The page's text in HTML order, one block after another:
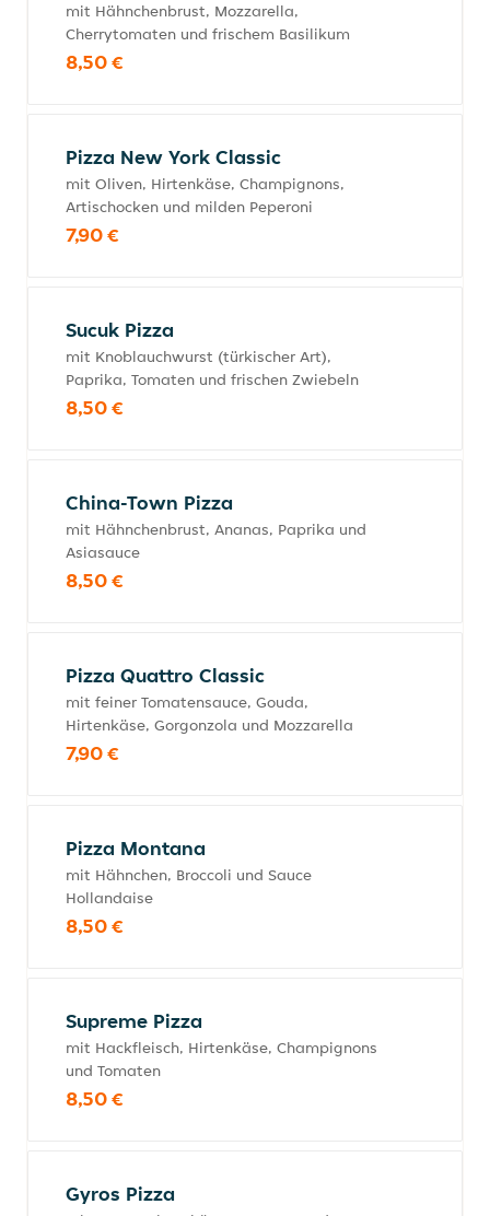
mit Hähnchenbrust, Mozzarella,
Cherrytomaten und frischem Basilikum
8,50 €
Pizza New York Classic
mit Oliven, Hirtenkäse, Champignons,
Artischocken und milden Peperoni
7,90 €
Sucuk Pizza
mit Knoblauchwurst (türkischer Art),
Paprika, Tomaten und frischen Zwiebeln
8,50 €
China-Town Pizza
mit Hähnchenbrust, Ananas, Paprika und
Asiasauce
8,50 €
Pizza Quattro Classic
mit feiner Tomatensauce, Gouda,
Hirtenkäse, Gorgonzola und Mozzarella
7,90 €
Pizza Montana
mit Hähnchen, Broccoli und Sauce
Hollandaise
8,50 €
Supreme Pizza
mit Hackfleisch, Hirtenkäse, Champignons
und Tomaten
8,50 €
Gyros Pizza